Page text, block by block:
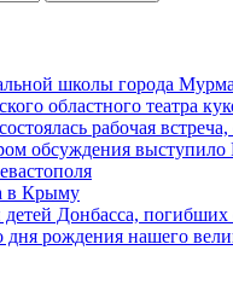
школы города
областного театра
рабочая
обсуждения
в Крыму
Донбасса,
рождения нашего